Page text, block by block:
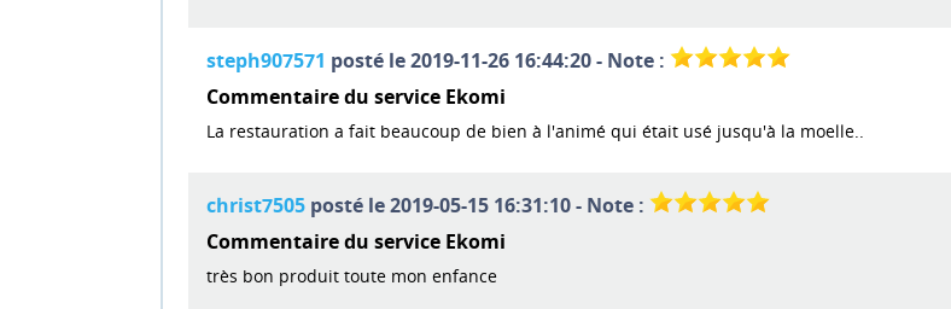
steph907571 posté le 2019-11-26 16:44:20 - Note :
Commentaire du service Ekomi
La restauration a fait beaucoup de bien à l'animé qui était usé jusqu'à la moelle..
christ7505 posté le 2019-05-15 16:31:10 - Note :
Commentaire du service Ekomi
très bon produit toute mon enfance